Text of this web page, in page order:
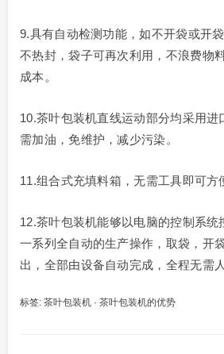
9.具有自动检测功能，如不开袋或开
不热封，袋子可再次利用，不浪费物
成本。
10.茶叶包装机直线运动部分均采用进
需加油，免维护，减少污染。
11.组合式充填料箱，无需工具即可方
12.茶叶包装机能够以电脑的控制系统
一系列全自动的生产操作，取袋，开
出，全部由设备自动完成，全程无需人
标签: 茶叶包装机 · 茶叶包装机的优势